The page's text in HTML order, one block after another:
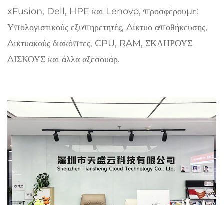
xFusion, Dell, HPE και Lenovo, προσφέρουμε:
Υπολογιστικούς εξυπηρετητές, Δίκτυο αποθήκευσης,
Δικτυακούς διακόπτες, CPU, RAM, ΣΚΛΗΡΟΥΣ
ΔΙΣΚΟΥΣ και άλλα αξεσουάρ.